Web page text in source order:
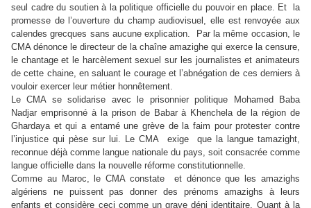
seul cadre du soutien à la politique officielle du pouvoir en place. Et la
promesse de l’ouverture du champ audiovisuel, elle est renvoyée aux
calendes grecques sans aucune explication. Par la même occasion, le
CMA dénonce le directeur de la chaîne amazighe qui exerce la censure,
le chantage et le harcèlement sexuel sur les journalistes et animateurs
de cette chaine, en saluant le courage et l’abnégation de ces derniers à
vouloir exercer leur métier honnêtement.
Le CMA se solidarise avec le prisonnier politique Mohamed Baba
Nadjar emprisonné à la prison de Babar à Khenchela de la région de
Ghardaya et qui a entamé une grève de la faim pour protester contre
l’injustice qui pèse sur lui. Le CMA exige que la langue tamazight,
reconnue déjà comme langue nationale du pays, soit consacrée comme
langue officielle dans la nouvelle réforme constitutionnelle.
Comme au Maroc, le CMA constate et dénonce que les amazighs
algériens ne puissent pas donner des prénoms amazighs à leurs
enfants et considère ceci comme un grave déni identitaire. Quant à la